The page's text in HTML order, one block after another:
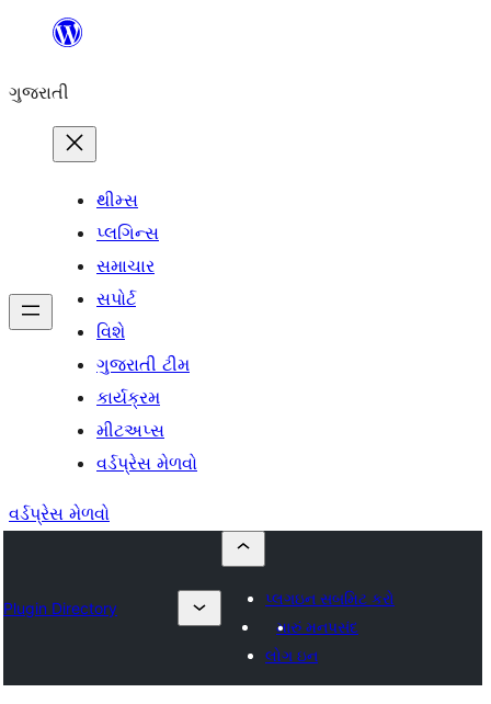
કંટેન્ટ(લખાણ)
જાઓ
ગુજરાતી
થીમ્સ
પ્લગિન્સ
સમાચાર
સપોર્ટ
વિશે
ગુજરાતી ટીમ
કાર્યક્રમ
મીટઅપ્સ
વર્ડપ્રેસ મેળવો
વર્ડપ્રેસ મેળવો
Plugin Directory
પ્લગઇન સબમિટ કરો
મારું મનપસંદ
લોગ ઇન